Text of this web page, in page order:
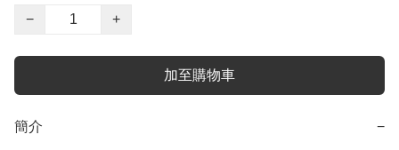
−
+
加至購物車
簡介 −